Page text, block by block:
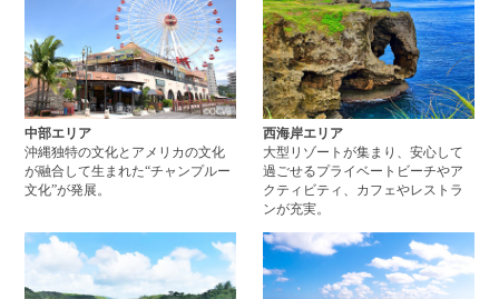
中部エリア
沖縄独特の文化とアメリカの文化
が融合して生まれた“チャンプルー
文化”が発展。
西海岸エリア
大型リゾートが集まり、安心して
過ごせるプライベートビーチやア
クティビティ、カフェやレストラ
ンが充実。
やんばるエリアページへ